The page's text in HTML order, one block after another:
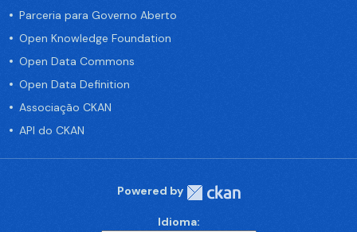
Parceria para Governo Aberto
Open Knowledge Foundation
Open Data Commons
Open Data Definition
Associação CKAN
API do CKAN
Powered by
Idioma